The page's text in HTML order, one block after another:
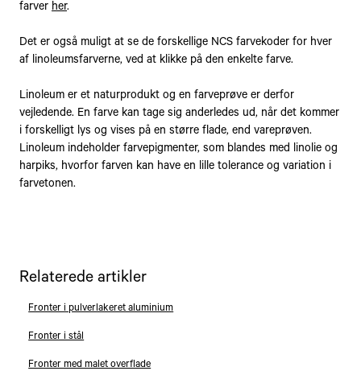
farver her.
Det er også muligt at se de forskellige NCS farvekoder for hver
af linoleumsfarverne, ved at klikke på den enkelte farve.
Linoleum er et naturprodukt og en farveprøve er derfor
vejledende. En farve kan tage sig anderledes ud, når det kommer
i forskelligt lys og vises på en større flade, end vareprøven.
Linoleum indeholder farvepigmenter, som blandes med linolie og
harpiks, hvorfor farven kan have en lille tolerance og variation i
farvetonen.
Relaterede artikler
Fronter i pulverlakeret aluminium
Fronter i stål
Fronter med malet overflade